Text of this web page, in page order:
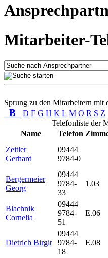
Mitarbeiter-
Sprung zu den Mitarbeitern mit
B D F G H K L M O R S Z
Telefonliste der
Name
Telefon
Zeitler
Gerhard
09444
9784-0
Bergermeier
Georg
09444
9784-
33
1.03
Blachnik
Cornelia
09444
9784-
51
E.06
Dietrich Birgit
09444
9784-
18
E.08